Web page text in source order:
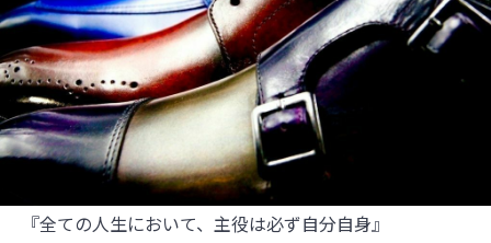
『全ての人生において、 主役は必ず自分自身』